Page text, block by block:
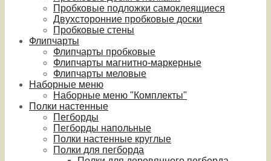
Пробковые подложки самоклеящиеся
Двухсторонние пробковые доски
Пробковые стены
Флипчарты
Флипчарты пробковые
Флипчарты магнитно-маркерные
Флипчарты меловые
Наборные меню
Наборные меню "Комплекты"
Полки настенные
Пегборды
Пегборды напольные
Полки настенные круглые
Полки для пегборда